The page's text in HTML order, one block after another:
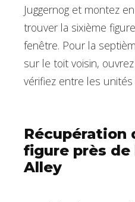
Juggernog et montez
trouver la sixième
fenêtre. Pour la
sur le toit voisin,
vérifiez entre les
Récupération
figure près
Alley